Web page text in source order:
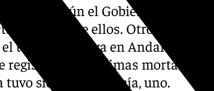
según el Gobierno. La
con 75 de ellos. Otros dos se
tercero se haya en Andalucía.
registró más víctimas mortales,
tuvo siete y Andalucía, uno.